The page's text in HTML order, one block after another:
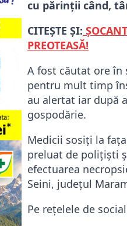
cu părinții când,
CITEȘTE ȘI:
PREOTEASĂ!
A fost căutat ore în
pentru mult timp
au alertat iar după
gospodărie.
Medicii sosiți la
preluat de polițiști
efectuarea
Seini, județul
Pe rețelele de